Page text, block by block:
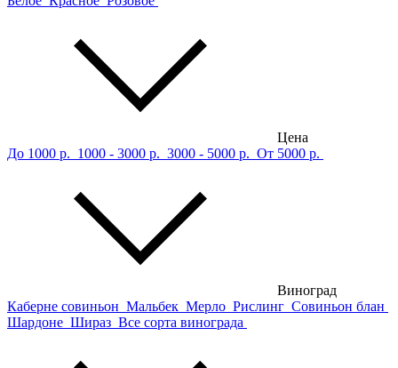
Цена
До 1000 р. 1000 - 3000 р. 3000 - 5000 р. От 5000 р.
Виноград
Каберне совиньон Мальбек Мерло Рислинг Совиньон блан
Шардоне Шираз Все сорта винограда